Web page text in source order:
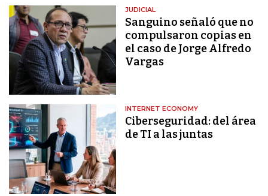
JUDICIAL
Sanguino señaló que no
compulsaron copias en
el caso de Jorge Alfredo
Vargas
INTERNET ECONOMY
Ciberseguridad: del área
de TI a las juntas